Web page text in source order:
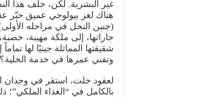
غير البشرية. لكن، خلف هذا
هناك لغز بيولوجي عميق حيّر
(جنين النحل في مراحله
جاراتها، إلى ملكة مهيبة،
شقيقتها المماثلة جينيًا لها
وتفني عمرها في خدمة الخلية؟
لعقود خلت، استقر في وجدان
بالكامل في “الغذاء الملكي”؛